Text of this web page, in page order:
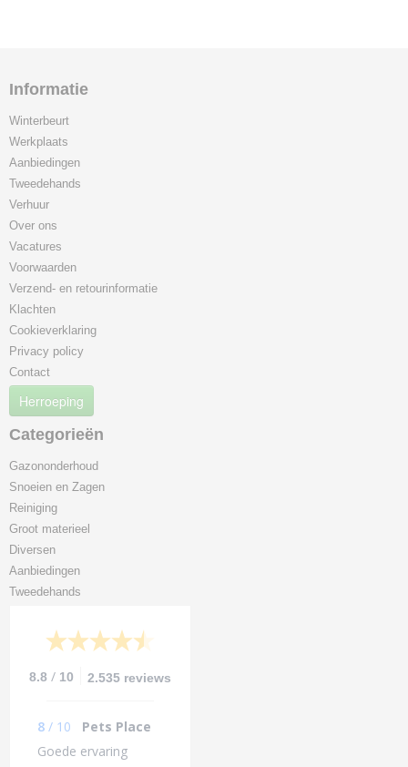
Informatie
Winterbeurt
Werkplaats
Aanbiedingen
Tweedehands
Verhuur
Over ons
Vacatures
Voorwaarden
Verzend- en retourinformatie
Klachten
Cookieverklaring
Privacy policy
Contact
Herroeping
Categorieën
Gazononderhoud
Snoeien en Zagen
Reiniging
Groot materieel
Diversen
Aanbiedingen
Tweedehands
8.8 / 10 2.535 reviews
8 / 10
Pets Place
Goede ervaring